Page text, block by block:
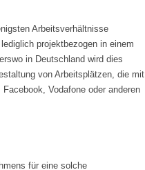
Arbeitsverhältnisse
projektbezogen in einem
in Deutschland wird dies
von Arbeitsplätzen, die mit
Vodafone oder anderen
für eine solche